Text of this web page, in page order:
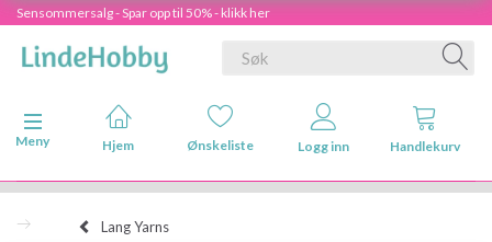
Sensommersalg - Spar opp til 50% - klikk her
Veksle navigasjon
Meny
Hjem Ønskeliste Logg inn Handlekurv
Lang Yarns